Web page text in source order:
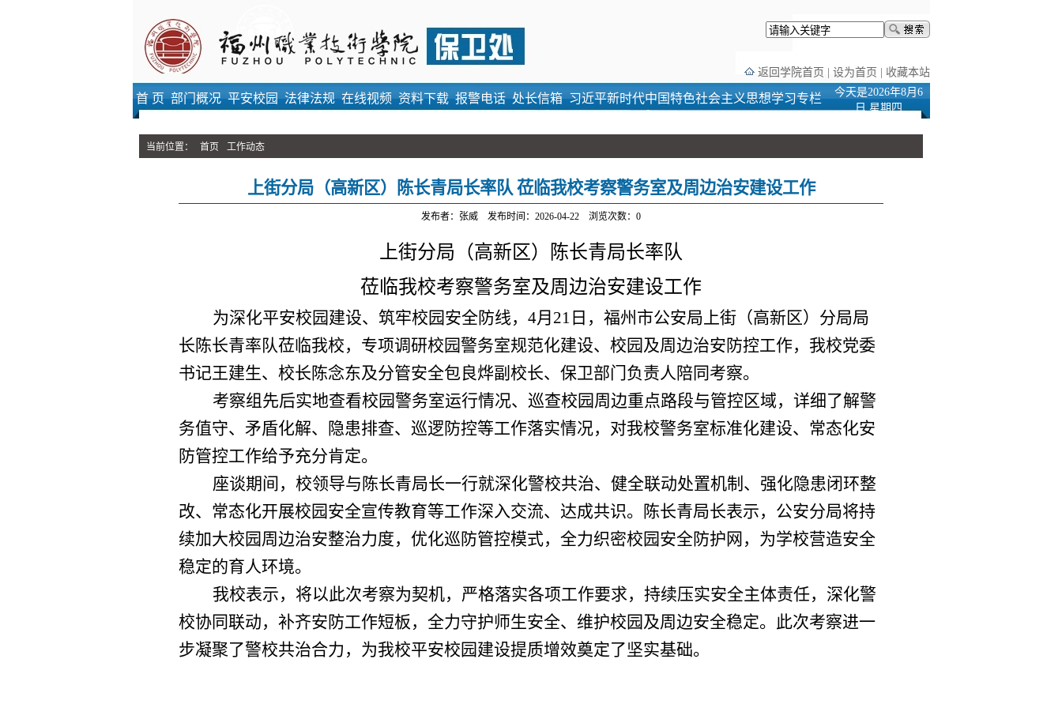
返回学院首页 设为首页 收藏本站
首 页 部门概况 平安校园 法律法规 在线视频 资料下载 报警电话 处长信箱 习近平新时代中国特色社会主义思想学习专栏
今天是2026年8月6
日 星期四
当前位置： 首页 工作动态
上街分局（高新区）陈长青局长率队 莅临我校考察警务室及周边治安建设工作
发布者：张威 发布时间：2026-04-22 浏览次数： 0
上街分局（高新区）陈长青局长率队
莅临我校考察警务室及周边治安建设工作
为深化平安校园建设、筑牢校园安全防线， 4月21日 ，福州市公安局上街（高新区）分局局
长陈长青率队莅临我校，专项调研校园警务室规范化建设、校园及周边治安防控工作，我校党委
书记王建生、校长陈念东及分管安全包良烨副校长、保卫部门负责人陪同考察。
考察组先后实地查看校园警务室运行情况、巡查校园周边重点路段与管控区域，详细了解警
务值守、矛盾化解、隐患排查、巡逻防控等工作落实情况，对我校警务室标准化建设、常态化安
防管控工作给予充分肯定。
座谈期间，校领导与陈长青局长一行就深化警校共治、健全联动处置机制、强化隐患闭环整
改、常态化开展校园安全宣传教育等工作深入交流、达成共识。陈长青局长表示，公安分局将持
续加大校园周边治安整治力度，优化巡防管控模式，全力织密校园安全防护网，为学校营造安全
稳定的育人环境。
我校表示，将以此次考察为契机，严格落实各项工作要求，持续压实安全主体责任，深化警
校协同联动，补齐安防工作短板，全力守护师生安全、维护校园及周边安全稳定。此次考察进一
步凝聚了警校共治合力，为我校平安校园建设提质增效奠定了坚实基础。